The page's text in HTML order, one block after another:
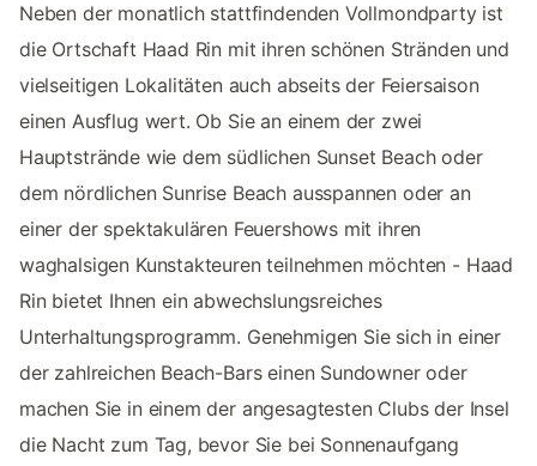
Neben der monatlich stattfindenden Vollmondparty ist
die Ortschaft Haad Rin mit ihren schönen Stränden und
vielseitigen Lokalitäten auch abseits der Feiersaison
einen Ausflug wert. Ob Sie an einem der zwei
Hauptstrände wie dem südlichen Sunset Beach oder
dem nördlichen Sunrise Beach ausspannen oder an
einer der spektakulären Feuershows mit ihren
waghalsigen Kunstakteuren teilnehmen möchten - Haad
Rin bietet Ihnen ein abwechslungsreiches
Unterhaltungsprogramm. Genehmigen Sie sich in einer
der zahlreichen Beach-Bars einen Sundowner oder
machen Sie in einem der angesagtesten Clubs der Insel
die Nacht zum Tag, bevor Sie bei Sonnenaufgang